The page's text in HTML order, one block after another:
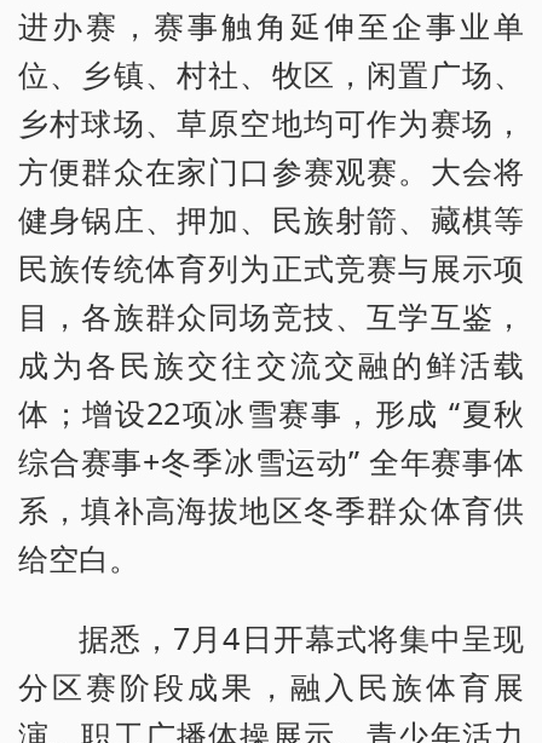
进办赛，赛事触角延伸至企事业单
位、乡镇、村社、牧区，闲置广场、
乡村球场、草原空地均可作为赛场，
方便群众在家门口参赛观赛。大会将
健身锅庄、押加、民族射箭、藏棋等
民族传统体育列为正式竞赛与展示项
目，各族群众同场竞技、互学互鉴，
成为各民族交往交流交融的鲜活载
体；增设22项冰雪赛事，形成 “夏秋
综合赛事+冬季冰雪运动” 全年赛事体
系，填补高海拔地区冬季群众体育供
给空白。
据悉，7月4日开幕式将集中呈现
分区赛阶段成果，融入民族体育展
演、职工广播体操展示、青少年活力